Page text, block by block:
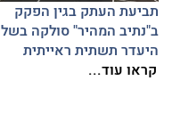
תביעת העתק בגין הפקק
ב"נתיב המהיר" סולקה בשל
היעדר תשתית ראייתית
קראו עוד...